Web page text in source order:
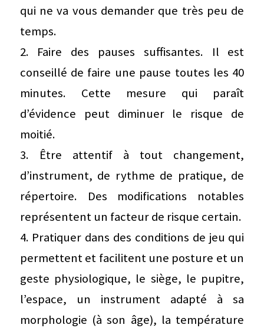
qui ne va vous demander que très peu de
temps.
2. Faire des pauses suffisantes. Il est
conseillé de faire une pause toutes les 40
minutes. Cette mesure qui paraît
d’évidence peut diminuer le risque de
moitié.
3. Être attentif à tout changement,
d’instrument, de rythme de pratique, de
répertoire. Des modifications notables
représentent un facteur de risque certain.
4. Pratiquer dans des conditions de jeu qui
permettent et facilitent une posture et un
geste physiologique, le siège, le pupitre,
l’espace, un instrument adapté à sa
morphologie (à son âge), la température